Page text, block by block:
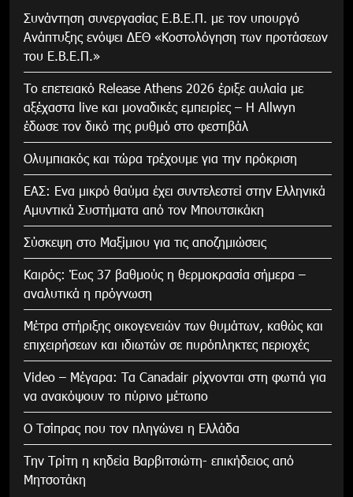
Συνάντηση συνεργασίας Ε.Β.Ε.Π. με τον υπουργό
Ανάπτυξης ενόψει ΔΕΘ «Κοστολόγηση των προτάσεων
του Ε.Β.Ε.Π.»
Το επετειακό Release Athens 2026 έριξε αυλαία με
αξέχαστα live και μοναδικές εμπειρίες – Η Allwyn
έδωσε τον δικό της ρυθμό στο φεστιβάλ
Ολυμπιακός και τώρα τρέχουμε για την πρόκριση
ΕΑΣ: Ενα μικρό θαύμα έχει συντελεστεί στην Ελληνικά
Αμυντικά Συστήματα από τον Μπουτσικάκη
Σύσκεψη στο Μαξίμιου για τις αποζημιώσεις
Καιρός: Έως 37 βαθμούς η θερμοκρασία σήμερα –
αναλυτικά η πρόγνωση
Μέτρα στήριξης οικογενειών των θυμάτων, καθώς και
επιχειρήσεων και ιδιωτών σε πυρόπληκτες περιοχές
Video – Μέγαρα: Τα Canadair ρίχνονται στη φωτιά για
να ανακόψουν το πύρινο μέτωπο
Ο Τσίπρας που τον πληγώνει η Ελλάδα
Την Τρίτη η κηδεία Βαρβιτσιώτη- επικήδειος από
Μητσοτάκη